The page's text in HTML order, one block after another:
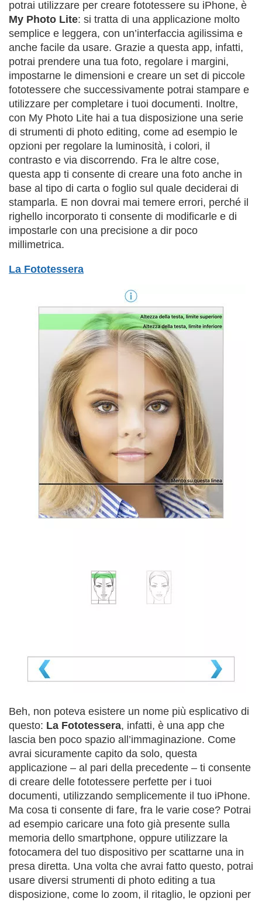
potrai utilizzare per creare fototessere su iPhone, è
My Photo Lite: si tratta di una applicazione molto
semplice e leggera, con un’interfaccia agilissima e
anche facile da usare. Grazie a questa app, infatti,
potrai prendere una tua foto, regolare i margini,
impostarne le dimensioni e creare un set di piccole
fototessere che successivamente potrai stampare e
utilizzare per completare i tuoi documenti. Inoltre,
con My Photo Lite hai a tua disposizione una serie
di strumenti di photo editing, come ad esempio le
opzioni per regolare la luminosità, i colori, il
contrasto e via discorrendo. Fra le altre cose,
questa app ti consente di creare una foto anche in
base al tipo di carta o foglio sul quale deciderai di
stamparla. E non dovrai mai temere errori, perché il
righello incorporato ti consente di modificarle e di
impostarle con una precisione a dir poco
millimetrica.
La Fototessera
Beh, non poteva esistere un nome più esplicativo di
questo: La Fototessera, infatti, è una app che
lascia ben poco spazio all’immaginazione. Come
avrai sicuramente capito da solo, questa
applicazione – al pari della precedente – ti consente
di creare delle fototessere perfette per i tuoi
documenti, utilizzando semplicemente il tuo iPhone.
Ma cosa ti consente di fare, fra le varie cose? Potrai
ad esempio caricare una foto già presente sulla
memoria dello smartphone, oppure utilizzare la
fotocamera del tuo dispositivo per scattarne una in
presa diretta. Una volta che avrai fatto questo, potrai
usare diversi strumenti di photo editing a tua
disposizione, come lo zoom, il ritaglio, le opzioni per